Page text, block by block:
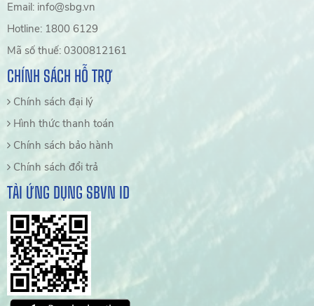
Email: info@sbg.vn
Hotline: 1800 6129
Mã số thuế: 0300812161
CHÍNH SÁCH HỖ TRỢ
Chính sách đại lý
Hình thức thanh toán
Chính sách bảo hành
Chính sách đổi trả
TẢI ỨNG DỤNG SBVN ID